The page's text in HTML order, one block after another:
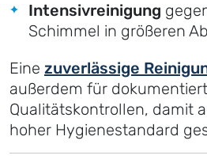
Intensivreinigung
Schimmel in größeren
Eine zuverlässige
außerdem für
Qualitätskontrollen, damit
hoher Hygienestandard